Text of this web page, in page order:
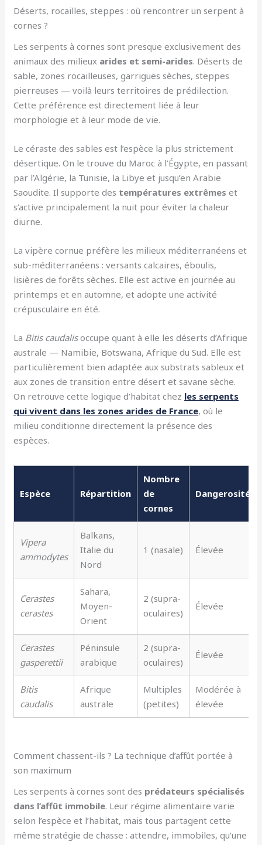
Déserts, rocailles, steppes : où rencontrer un serpent à
cornes ?
Les serpents à cornes sont presque exclusivement des
animaux des milieux arides et semi-arides. Déserts de
sable, zones rocailleuses, garrigues sèches, steppes
pierreuses — voilà leurs territoires de prédilection.
Cette préférence est directement liée à leur
morphologie et à leur mode de vie.
Le céraste des sables est l’espèce la plus strictement
désertique. On le trouve du Maroc à l’Égypte, en passant
par l’Algérie, la Tunisie, la Libye et jusqu’en Arabie
Saoudite. Il supporte des températures extrêmes et
s’active principalement la nuit pour éviter la chaleur
diurne.
La vipère cornue préfère les milieux méditerranéens et
sub-méditerranéens : versants calcaires, éboulis,
lisières de forêts sèches. Elle est active en journée au
printemps et en automne, et adopte une activité
crépusculaire en été.
La Bitis caudalisoccupe quant à elle les déserts d’Afrique
australe — Namibie, Botswana, Afrique du Sud. Elle est
particulièrement bien adaptée aux substrats sableux et
aux zones de transition entre désert et savane sèche.
On retrouve cette logique d’habitat chez les serpents
qui vivent dans les zones arides de France, où le
milieu conditionne directement la présence des
espèces.
Espèce Répartition
Nombre
de
cornes
Dangerosité
Vipera
ammodytes
Balkans,
Italie du
Nord
1 (nasale) Élevée
Cerastes
cerastes
Sahara,
Moyen-
Orient
2 (supra-
oculaires)
Élevée
Cerastes
gasperettii
Péninsule
arabique
2 (supra-
oculaires)
Élevée
Bitis
caudalis
Afrique
australe
Multiples
(petites)
Modérée à
élevée
Comment chassent-ils ? La technique d’affût portée à
son maximum
Les serpents à cornes sont des prédateurs spécialisés
dans l’affût immobile. Leur régime alimentaire varie
selon l’espèce et l’habitat, mais tous partagent cette
même stratégie de chasse : attendre, immobiles, qu’une